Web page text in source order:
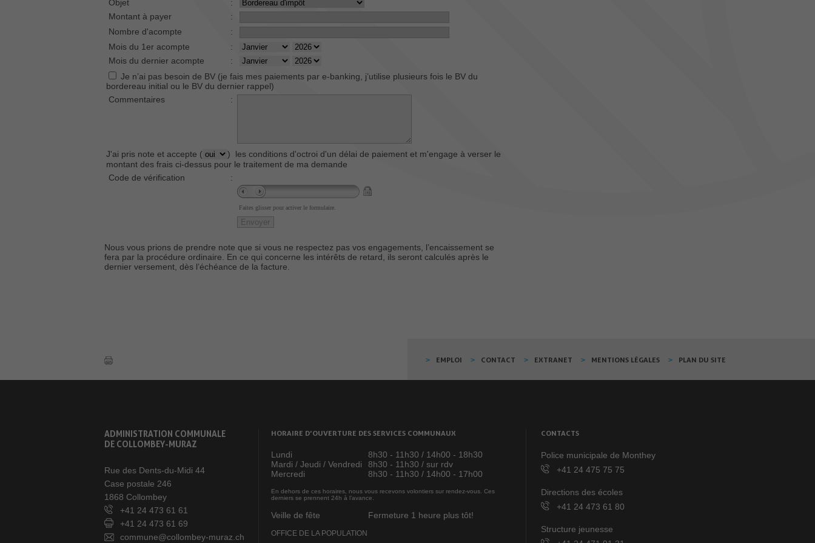
Objet
:
Montant à payer
:
Nombre d'acompte
:
Mois du 1er acompte
:
Mois du dernier acompte
:
Je n’ai pas besoin de BV (je fais mes paiements par e-banking, j’utilise plusieurs fois le BV du
bordereau initial ou le BV du dernier rappel)
Commentaires
:
J'ai pris note et accepte (
) les conditions d'octroi d'un délai de paiement et m'engage à verser le
montant des frais ci-dessus pour le traitement de ma demande
Code de vérification
:
Faites glisser pour activer le formulaire.
Nous vous prions de prendre note que si vous ne respectez pas vos engagements, l’encaissement se
fera par la procédure ordinaire. En ce qui concerne les intérêts de retard, ils seront calculés après le
dernier versement, dès l’échéance de la facture.
EMPLOI CONTACT EXTRANET MENTIONS LÉGALES PLAN DU SITE
ADMINISTRATION COMMUNALE
DE COLLOMBEY-MURAZ
Rue des Dents-du-Midi 44
Case postale 246
1868 Collombey
+41 24 473 61 61
+41 24 473 61 69
commune@collombey-muraz.ch
HORAIRE D’OUVERTURE DES SERVICES COMMUNAUX
Lundi
8h30 - 11h30 / 14h00 - 18h30
Mardi / Jeudi / Vendredi
8h30 - 11h30 / sur rdv
Mercredi
8h30 - 11h30 / 14h00 - 17h00
En dehors de ces horaires, nous vous recevons volontiers sur rendez-vous. Ces
derniers se prennent 24h à l’avance.
Veille de fête Fermeture 1 heure plus tôt!
OFFICE DE LA POPULATION
CONTACTS
Police municipale de Monthey
+41 24 475 75 75
Directions des écoles
+41 24 473 61 80
Structure jeunesse